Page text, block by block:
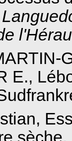
E.,